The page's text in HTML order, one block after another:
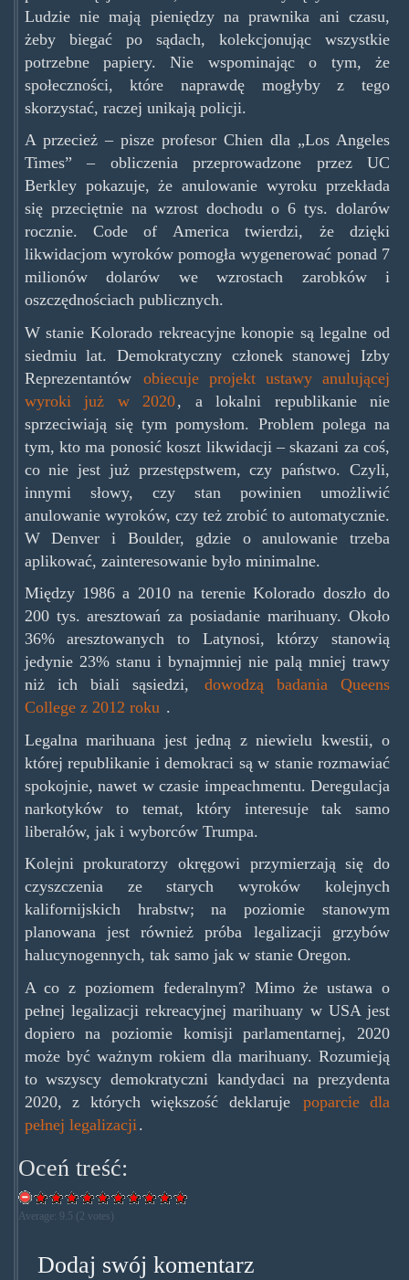
Ludzie nie mają pieniędzy na prawnika ani czasu,
żeby biegać po sądach, kolekcjonując wszystkie
potrzebne papiery. Nie wspominając o tym, że
społeczności, które naprawdę mogłyby z tego
skorzystać, raczej unikają policji.
A przecież – pisze profesor Chien dla „Los Angeles
Times” – obliczenia przeprowadzone przez UC
Berkley pokazuje, że anulowanie wyroku przekłada
się przeciętnie na wzrost dochodu o 6 tys. dolarów
rocznie. Code of America twierdzi, że dzięki
likwidacjom wyroków pomogła wygenerować ponad 7
milionów dolarów we wzrostach zarobków i
oszczędnościach publicznych.
W stanie Kolorado rekreacyjne konopie są legalne od
siedmiu lat. Demokratyczny członek stanowej Izby
Reprezentantów
obiecuje projekt ustawy anulującej
wyroki już w 2020, a lokalni republikanie nie
sprzeciwiają się tym pomysłom. Problem polega na
tym, kto ma ponosić koszt likwidacji – skazani za coś,
co nie jest już przestępstwem, czy państwo. Czyli,
innymi słowy, czy stan powinien umożliwić
anulowanie wyroków, czy też zrobić to automatycznie.
W Denver i Boulder, gdzie o anulowanie trzeba
aplikować, zainteresowanie było minimalne.
Między 1986 a 2010 na terenie Kolorado doszło do
200 tys. aresztowań za posiadanie marihuany. Około
36% aresztowanych to Latynosi, którzy stanowią
jedynie 23% stanu i bynajmniej nie palą mniej trawy
niż ich biali sąsiedzi,
dowodzą badania Queens
College z 2012 roku .
Legalna marihuana jest jedną z niewielu kwestii, o
której republikanie i demokraci są w stanie rozmawiać
spokojnie, nawet w czasie impeachmentu. Deregulacja
narkotyków to temat, który interesuje tak samo
liberałów, jak i wyborców Trumpa.
Kolejni prokuratorzy okręgowi przymierzają się do
czyszczenia ze starych wyroków kolejnych
kalifornijskich hrabstw; na poziomie stanowym
planowana jest również próba legalizacji grzybów
halucynogennych, tak samo jak w stanie Oregon.
A co z poziomem federalnym? Mimo że ustawa o
pełnej legalizacji rekreacyjnej marihuany w USA jest
dopiero na poziomie komisji parlamentarnej, 2020
może być ważnym rokiem dla marihuany. Rozumieją
to wszyscy demokratyczni kandydaci na prezydenta
2020, z których większość deklaruje
poparcie dla
pełnej legalizacji .
Oceń treść:
Average: 9.5 ( 2 votes)
Dodaj swój komentarz